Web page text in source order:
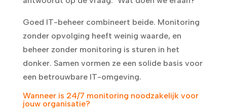
Goed IT-beheer combineert beide. Monitoring
zonder opvolging heeft weinig waarde, en
beheer zonder monitoring is sturen in het
donker. Samen vormen ze een solide basis voor
een betrouwbare IT-omgeving.
Wanneer is 24/7 monitoring noodzakelijk voor
jouw organisatie?